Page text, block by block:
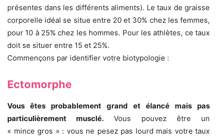
présentes dans les différents aliments). Le taux de graisse
corporelle idéal se situe entre 20 et 30% chez les femmes,
pour 10 à 25% chez les hommes. Pour les athlètes, ce taux
doit se situer entre 15 et 25%.
Commençons par identifier votre biotypologie :
Ectomorphe
Vous êtes probablement grand et élancé mais pas
particulièrement musclé. Vous pouvez être un
« mince gros » : vous ne pesez pas lourd mais votre taux